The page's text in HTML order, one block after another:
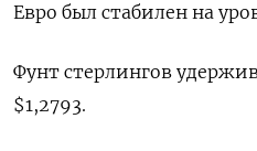
Евро был стабилен на
Фунт стерлингов
$1,2793​.